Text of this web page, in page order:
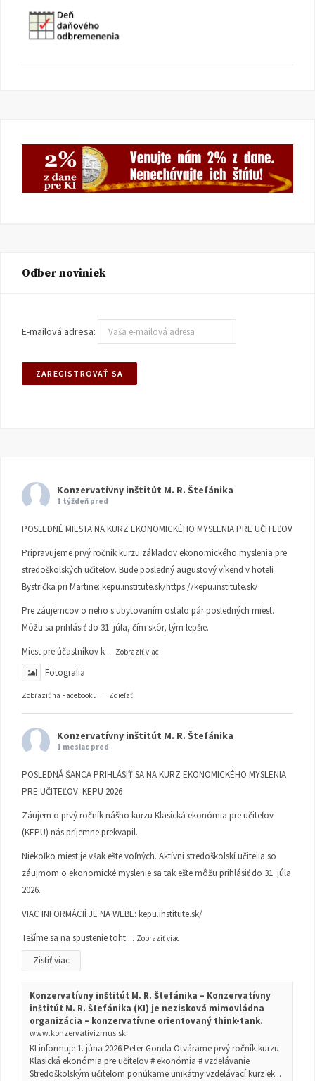
Odber noviniek
E-mailová adresa:
Konzervatívny inštitút M. R. Štefánika
1 týždeň pred
POSLEDNÉ MIESTA NA KURZ EKONOMICKÉHO MYSLENIA PRE UČITEĽOV
Pripravujeme prvý ročník kurzu základov ekonomického myslenia pre
stredoškolských učiteľov. Bude posledný augustový víkend v hoteli
Bystrička pri Martine: kepu.institute.sk/https://kepu.institute.sk/
Pre záujemcov o neho s ubytovaním ostalo pár posledných miest.
Môžu sa prihlásiť do 31. júla, čím skôr, tým lepšie.
Miest pre účastníkov k ... Zobraziť viac
Fotografia
Zobraziť na Facebooku · Zdieľať
Konzervatívny inštitút M. R. Štefánika
1 mesiac pred
POSLEDNÁ ŠANCA PRIHLÁSIŤ SA NA KURZ EKONOMICKÉHO MYSLENIA
PRE UČITEĽOV: KEPU 2026
Záujem o prvý ročník nášho kurzu Klasická ekonómia pre učiteľov
(KEPU) nás príjemne prekvapil.
Niekoľko miest je však ešte voľných. Aktívni stredoškolskí učitelia so
záujmom o ekonomické myslenie sa tak ešte môžu prihlásiť do 31. júla
2026.
VIAC INFORMÁCIÍ JE NA WEBE: kepu.institute.sk/
Tešíme sa na spustenie toht ... Zobraziť viac
Zistiť viac
Konzervatívny inštitút M. R. Štefánika – Konzervatívny
inštitút M. R. Štefánika (KI) je nezisková mimovládna
organizácia – konzervatívne orientovaný think-tank.
www.konzervativizmus.sk
KI informuje 1. júna 2026 Peter Gonda Otvárame prvý ročník kurzu
Klasická ekonómia pre učiteľov # ekonómia # vzdelávanie
Stredoškolským učiteľom ponúkame unikátny vzdelávací kurz ek...